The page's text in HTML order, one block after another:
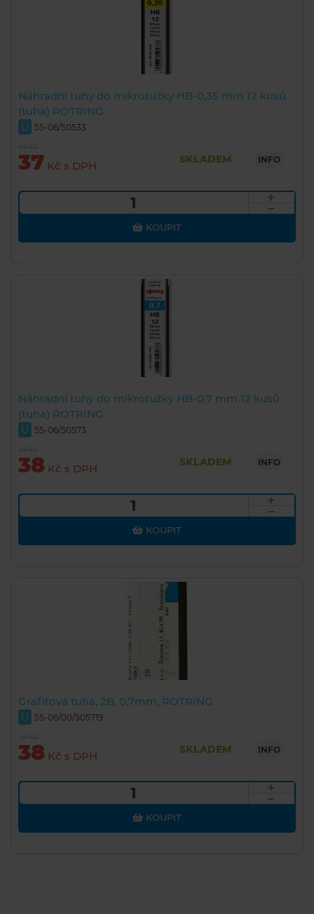
Náhradní tuhy do mikrotužky HB-0,35 mm 12 kusů
(tuha) ROTRING
U 55-06/50533
37 Kč s DPH
SKLADEM INFO
KOUPIT
Náhradní tuhy do mikrotužky HB-0,7 mm 12 kusů
(tuha) ROTRING
U 55-06/50573
38 Kč s DPH
SKLADEM INFO
KOUPIT
Grafitová tuha, 2B, 0,7mm, ROTRING
U 55-06/00/505719
38 Kč s DPH
SKLADEM INFO
KOUPIT